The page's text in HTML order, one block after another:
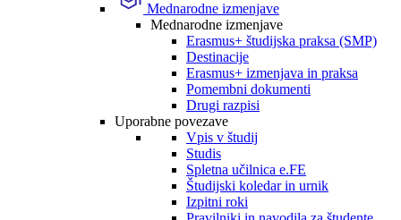
Mednarodne izmenjave
Mednarodne izmenjave
Erasmus+ študijska praksa (SMP)
Destinacije
Erasmus+ izmenjava in praksa
Pomembni dokumenti
Drugi razpisi
Uporabne povezave
Vpis v študij
Studis
Spletna učilnica e.FE
Študijski koledar in urnik
Izpitni roki